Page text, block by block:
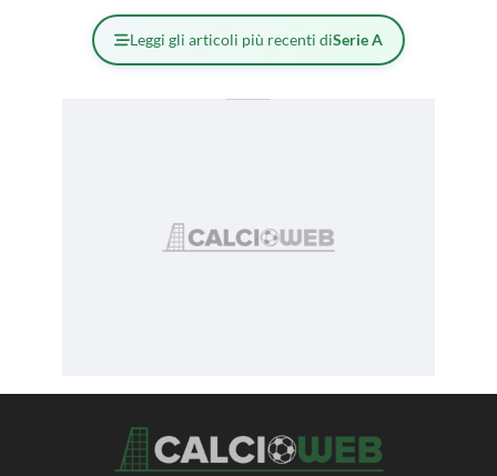
Leggi gli articoli più recenti diSerie A